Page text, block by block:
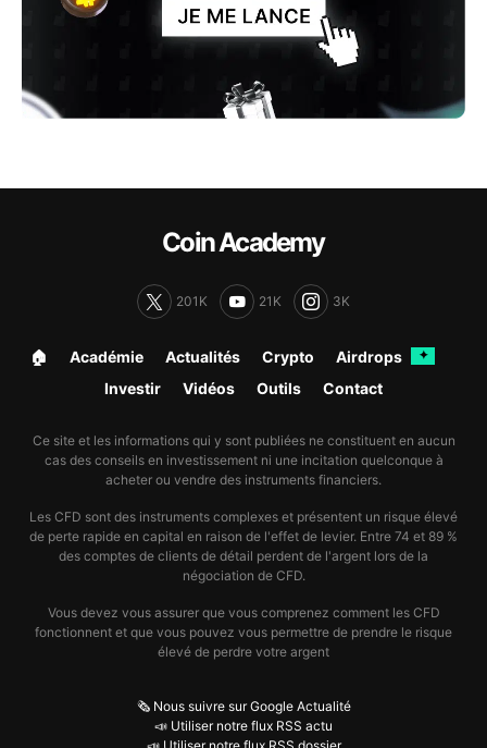
Coin Academy
201K 21K 3K
🏠︎ Académie Actualités Crypto Airdrops ✦
Investir Vidéos Outils Contact
Ce site et les informations qui y sont publiées ne constituent en aucun
cas des conseils en investissement ni une incitation quelconque à
acheter ou vendre des instruments financiers.
Les CFD sont des instruments complexes et présentent un risque élevé
de perte rapide en capital en raison de l'effet de levier. Entre 74 et 89 %
des comptes de clients de détail perdent de l'argent lors de la
négociation de CFD.
Vous devez vous assurer que vous comprenez comment les CFD
fonctionnent et que vous pouvez vous permettre de prendre le risque
élevé de perdre votre argent
🗞️ Nous suivre sur Google Actualité
📣 Utiliser notre flux RSS actu